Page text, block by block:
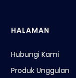
HALAMAN
Hubungi Kami
Produk Unggulan